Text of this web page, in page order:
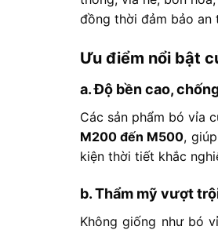
đồng thời đảm bảo an
Ưu điểm nổi bật
a.Độ bềncao,
Các sản phẩm bó vỉa
M200đến M500, giúp
kiện thời tiết khắc
b.Thẩm mỹ vượt
Khônggiống như bó